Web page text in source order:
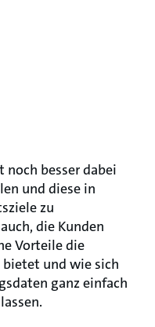
noch besser dabei
und diese in
zu
die Kunden
Vorteile die
und wie sich
ganz einfach